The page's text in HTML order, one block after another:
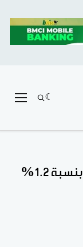
السنغال: انكماش اقتصادي بنسبة 1.2%